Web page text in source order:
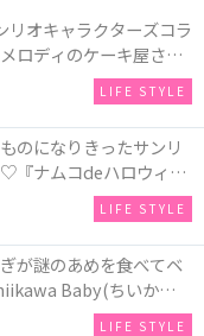
リオキャラクターズコラ
ロディのケーキ屋さ
種類と、「シナモロール
ルゴールで動く仕掛け
LIFE STYLE
のになりきったサンリ
『ナムコdeハロウィン
ー～』全国のアミュー
ムコオンラインクレー
LIFE STYLE
が謎のあめを食べてベ
Baby(ちいかわベ
開催！
LIFE STYLE